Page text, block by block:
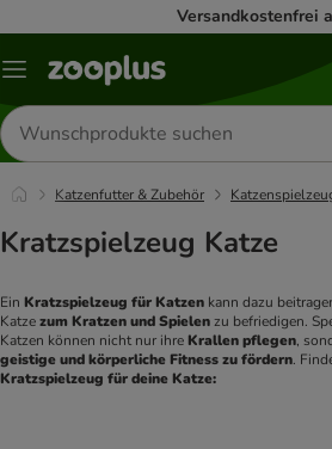
Versandkostenfrei
Menü
Produkte
suchen
Katzenfutter & Zubehör
Kratzspielzeug Katze
Ein Kratzspielzeug für Katzen kann dazu
Katze zum Kratzen und Spielen zu befriedigen.
Katzen können nicht nur ihre Krallen pflegen
geistige und körperliche Fitness zu fördern
Kratzspielzeug für deine Katze: